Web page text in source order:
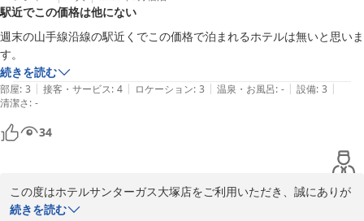
またお近くへお越しの際には、ぜひご利用いただけますと幸いでご
ざいます。スタッフ一同、心よりお待ち申し上げております。
ホテルサンターガス大塚店
2026-05-24
駅近でこの価格は他にない
週末の山手線沿線の駅近くでこの価格で泊まれるホテルは無いと思いま
続きを読む
部屋: 3 | 接客・サービス: 4 | ロケーション: 3 | 温泉・お風呂: - | 設備: 3 |
清潔さ: -
34
この度はホテルサンターガス大塚店をご利用いただき、誠にありが
とうございます。
続きを読む